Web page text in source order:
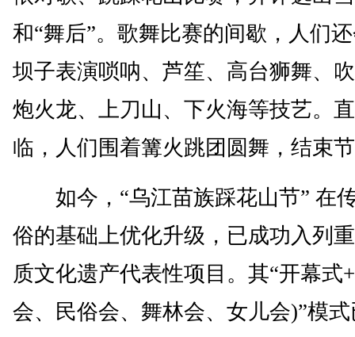
和“舞后”。歌舞比赛的间歇，人们
坝子表演唢呐、芦笙、高台狮舞、
炮火龙、上刀山、下火海等技艺。
临，人们围着篝火跳团圆舞，结束
如今，“乌江苗族踩花山节” 在
俗的基础上优化升级，已成功入列
质文化遗产代表性项目。其“开幕式
会、民俗会、舞林会、女儿会)”模